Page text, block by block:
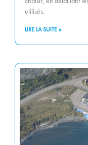
utilisés.
LIRE LA SUITE »